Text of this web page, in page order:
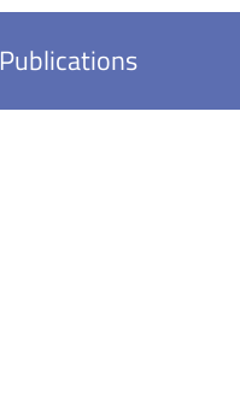
Publications